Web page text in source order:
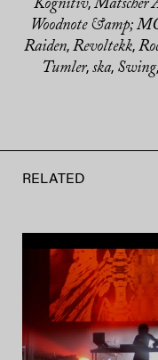
Kognitiv, Matscher
Woodnote &amp;
Raiden, Revoltekk,
Tumler, ska, Swing,
RELATED